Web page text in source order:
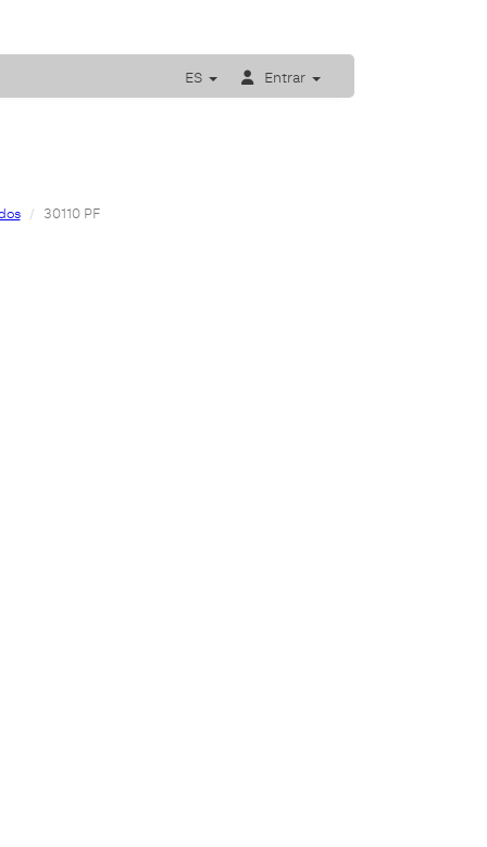
ES Entrar
30110 PF